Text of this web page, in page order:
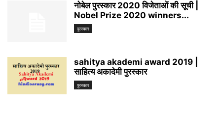
नोबेल पुरस्कार 2020 विजेताओं की सूची |
Nobel Prize 2020 winners...
पुरस्कार
sahitya akademi award 2019 |
साहित्य अकादेमी पुरस्कार
पुरस्कार